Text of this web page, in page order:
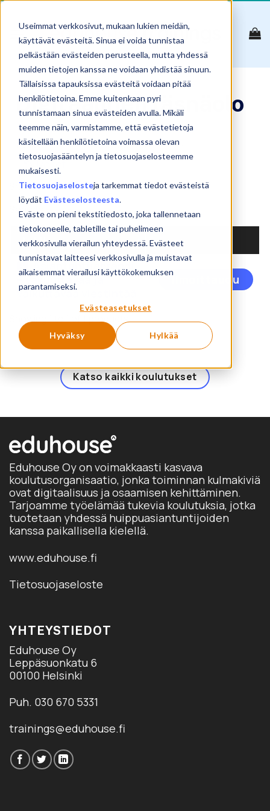
Useimmat verkkosivut, mukaan lukien meidän,
käyttävät evästeitä. Sinua ei voida tunnistaa
pelkästään evästeiden perusteella, mutta yhdessä
muiden tietojen kanssa ne voidaan yhdistää sinuun.
Tällaisissa tapauksissa evästeitä voidaan pitää
henkilötietoina. Emme kuitenkaan pyri
tunnistamaan sinua evästeiden avulla. Mikäli
teemme näin, varmistamme, että evästetietoja
käsitellään henkilötietoina voimassa olevan
tietosuojasääntelyn ja tietosuojaselosteemme
mukaisesti.
Tietosuojaselosteja tarkemmat tiedot evästeistä
löydät Evästeselosteesta.
Eväste on pieni tekstitiedosto, joka tallennetaan
tietokoneelle, tabletille tai puhelimeen
verkkosivulla vierailun yhteydessä. Evästeet
tunnistavat laitteesi verkkosivulla ja muistavat
aikaisemmat vierailusi käyttökokemuksen
parantamiseksi.
Evästeasetukset
Hyväksy Hylkää
Skip
content
Digitaalinen läsnäolo
Reset
Show
products
Search:
NIMI
Asiantuntijabrändi
– vakuuttavaa ja
vaikuttavaa viestintää
Ilmoittaudu
Showing 1 to 1 of 1 products
Katso kaikki koulutukset
Eduhouse Oy on voimakkaasti kasvava
koulutusorganisaatio, jonka toiminnan kulmakiviä
ovat digitaalisuus ja osaamisen kehittäminen.
Tarjoamme työelämää tukevia koulutuksia, jotka
tuotetaan yhdessä huippuasiantuntijoiden
kanssa paikallisella kielellä.
www.eduhouse.fi
Tietosuojaseloste
YHTEYSTIEDOT
Eduhouse Oy
Leppäsuonkatu 6
00100 Helsinki
Puh. 030 670 5331
trainings@eduhouse.fi